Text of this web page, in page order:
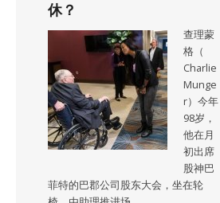
休？
查理蒙
格（
Charlie
Munge
r）今年
98岁，
他在月
初出席
股神巴
菲特的巴郡公司股东大会，坐在轮